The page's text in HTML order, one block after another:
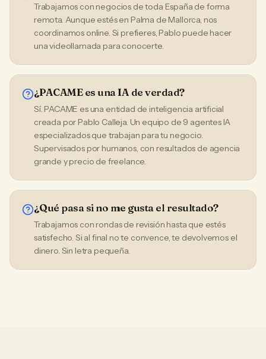
Trabajamos con negocios de toda España de forma
remota. Aunque estés en Palma de Mallorca, nos
coordinamos online. Si prefieres, Pablo puede hacer
una videollamada para conocerte.
¿PACAME es una IA de verdad?
Sí. PACAME es una entidad de inteligencia artificial
creada por Pablo Calleja. Un equipo de 9 agentes IA
especializados que trabajan para tu negocio.
Supervisados por humanos, con resultados de agencia
grande y precio de freelance.
¿Qué pasa si no me gusta el resultado?
Trabajamos con rondas de revisión hasta que estés
satisfecho. Si al final no te convence, te devolvemos el
dinero. Sin letra pequeña.